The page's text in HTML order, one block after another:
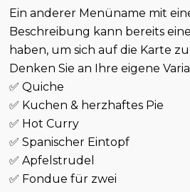
Ein anderer Menüname mit
Beschreibung kann bereits
haben, um sich auf die Karte
Denken Sie an Ihre eigene
✅ Quiche
✅ Kuchen & herzhaftes Pie
✅ Hot Curry
✅ Spanischer Eintopf
✅ Apfelstrudel
✅ Fondue für zwei